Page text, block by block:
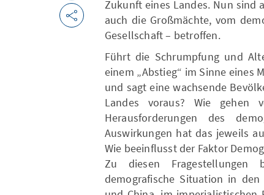
Zukunft eines Landes. Nun sind
auch die Großmächte, vom
Gesellschaft – betroffen.
Führt die Schrumpfung und
einem „Abstieg“ im Sinne eines
und sagt eine wachsende
Landes voraus? Wie gehen
Herausforderungen des
Auswirkungen hat das jeweils
Wie beeinflusst der Faktor
Zu diesen Fragestellungen
demografische Situation in